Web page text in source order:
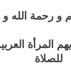
و رحمة الله و
المرأة
للصلاة